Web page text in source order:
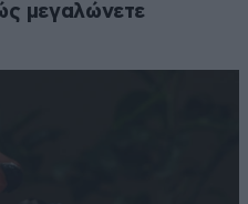
μεγαλώνετε